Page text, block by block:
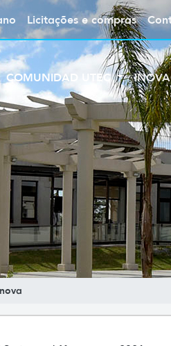
Licitações e compras
COMUNIDAD UTEC